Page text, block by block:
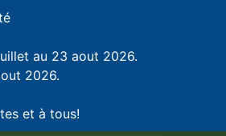
au 23 aout 2026.
2026.
et à tous!